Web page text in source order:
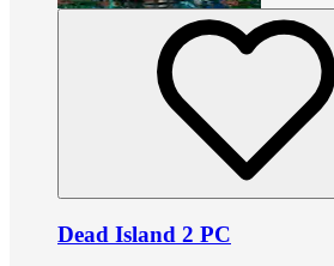
Dead Island 2 PC